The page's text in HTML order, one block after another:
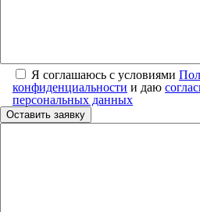
Я соглашаюсь с условиями
конфиденциальности и даю
персональных данных